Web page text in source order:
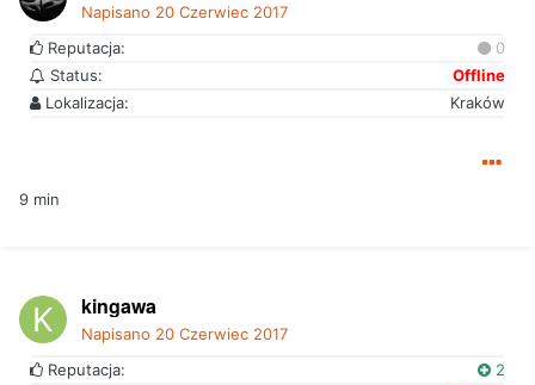
Napisano 20 Czerwiec 2017
Reputacja:
0
Status:
Offline
Lokalizacja:
Kraków
9 min
kingawa
Napisano 20 Czerwiec 2017
Reputacja:
2